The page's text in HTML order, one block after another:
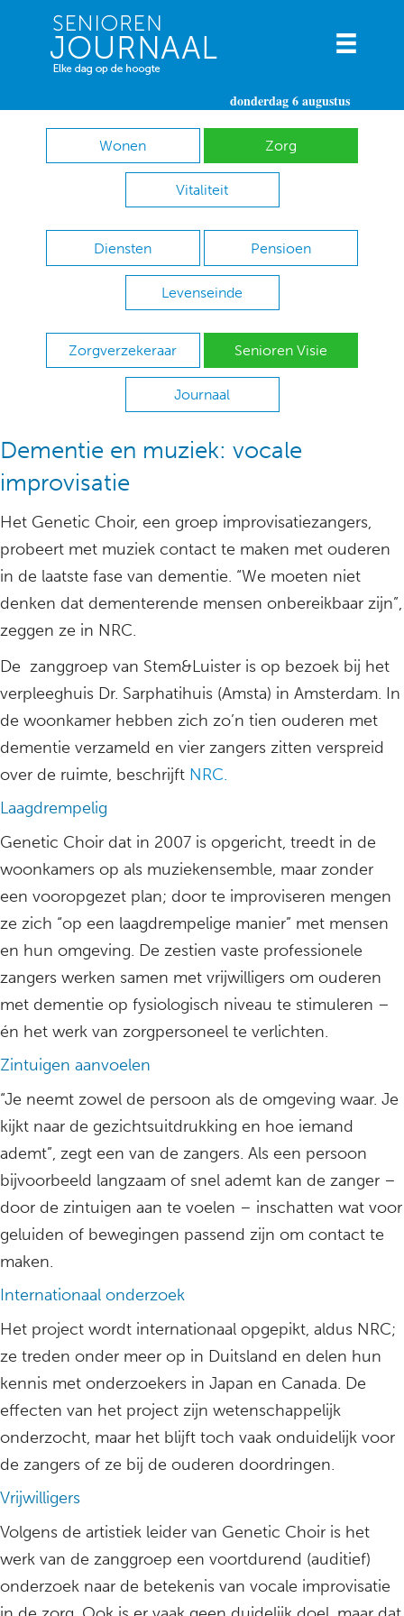
donderdag 6 augustus
Wonen Zorg
Vitaliteit
Diensten Pensioen
Levenseinde
Zorgverzekeraar Senioren Visie
Journaal
Dementie en muziek: vocale
improvisatie
Het Genetic Choir, een groep improvisatiezangers,
probeert met muziek contact te maken met ouderen
in de laatste fase van dementie. “We moeten niet
denken dat dementerende mensen onbereikbaar zijn”,
zeggen ze in NRC.
De zanggroep van Stem&Luister is op bezoek bij het
verpleeghuis Dr. Sarphatihuis (Amsta) in Amsterdam. In
de woonkamer hebben zich zo’n tien ouderen met
dementie verzameld en vier zangers zitten verspreid
over de ruimte, beschrijft NRC.
Laagdrempelig
Genetic Choir dat in 2007 is opgericht, treedt in de
woonkamers op als muziekensemble, maar zonder
een vooropgezet plan; door te improviseren mengen
ze zich “op een laagdrempelige manier” met mensen
en hun omgeving. De zestien vaste professionele
zangers werken samen met vrijwilligers om ouderen
met dementie op fysiologisch niveau te stimuleren –
én het werk van zorgpersoneel te verlichten.
Zintuigen aanvoelen
“Je neemt zowel de persoon als de omgeving waar. Je
kijkt naar de gezichtsuitdrukking en hoe iemand
ademt”, zegt een van de zangers. Als een persoon
bijvoorbeeld langzaam of snel ademt kan de zanger –
door de zintuigen aan te voelen – inschatten wat voor
geluiden of bewegingen passend zijn om contact te
maken.
Internationaal onderzoek
Het project wordt internationaal opgepikt, aldus NRC;
ze treden onder meer op in Duitsland en delen hun
kennis met onderzoekers in Japan en Canada. De
effecten van het project zijn wetenschappelijk
onderzocht, maar het blijft toch vaak onduidelijk voor
de zangers of ze bij de ouderen doordringen.
Vrijwilligers
Volgens de artistiek leider van Genetic Choir is het
werk van de zanggroep een voortdurend (auditief)
onderzoek naar de betekenis van vocale improvisatie